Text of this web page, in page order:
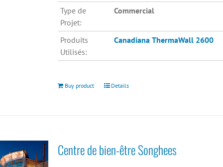
Type de
Projet:
Commercial
Produits
Utilisés:
Canadiana ThermaWall 2600
Buy product Details
Centre de bien-être Songhees